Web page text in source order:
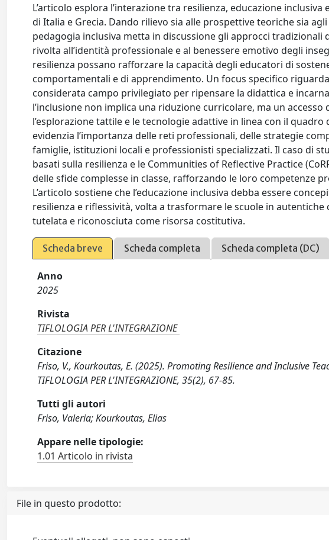
L’articolo esplora l’interazione tra resilienza, educazione
di Italia e Grecia. Dando rilievo sia alle prospettive teoriche sia
pedagogia inclusiva metta in discussione gli approcci tradizionali
rivolta all’identità professionale e al benessere emotivo degli
resilienza possano rafforzare la capacità degli educatori di
comportamentali e di apprendimento. Un focus specifico
considerata campo privilegiato per ripensare la didattica e
l’inclusione non implica una riduzione curricolare, ma un
l’esplorazione tattile e le tecnologie adattive in linea con il
evidenzia l’importanza delle reti professionali, delle strategie
famiglie, istituzioni locali e professionisti specializzati. Il caso di
basati sulla resilienza e le Communities of Reflective Practice
delle sfide complesse in classe, rafforzando le loro competenze
L’articolo sostiene che l’educazione inclusiva debba essere
resilienza e riflessività, volta a trasformare le scuole in
tutelata e riconosciuta come risorsa costitutiva.
Scheda breve Scheda completa Scheda completa (DC)
Anno
2025
Rivista
TIFLOLOGIA PER L'INTEGRAZIONE
Citazione
Friso, V., Kourkoutas, E. (2025). Promoting Resilience and Inclusive
TIFLOLOGIA PER L'INTEGRAZIONE, 35(2), 67-85.
Tutti gli autori
Friso, Valeria; Kourkoutas, Elias
Appare nelle tipologie:
1.01 Articolo in rivista
File in questo prodotto: